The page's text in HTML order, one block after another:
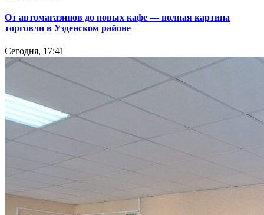
От автомагазинов до новых кафе — полная картина
торговли в Узденском районе
Сегодня, 17:41